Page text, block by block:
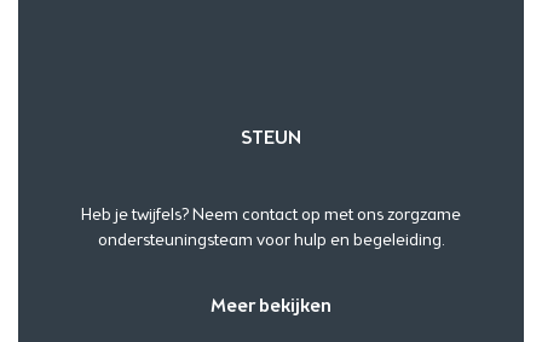
STEUN
Heb je twijfels? Neem contact op met ons zorgzame
ondersteuningsteam voor hulp en begeleiding.
Meer bekijken